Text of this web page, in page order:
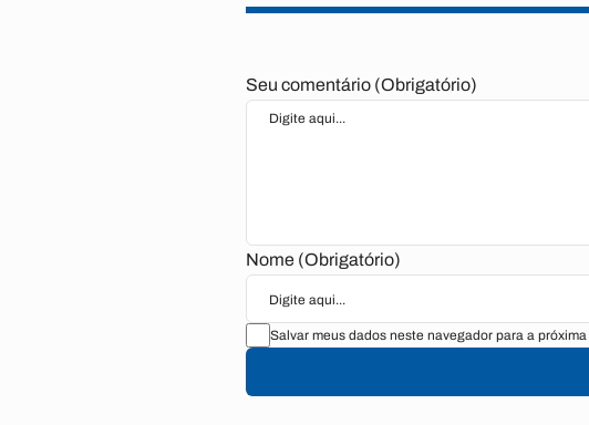
Seu comentário (Obrigatório)
Nome (Obrigatório)
Salvar meus dados neste navegador para a